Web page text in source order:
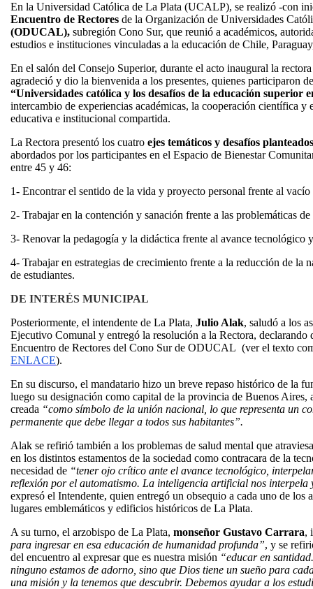
En la Universidad Católica de La Plata (UCALP), se realizó -con
Encuentro de Rectores de la Organización de Universidades
(ODUCAL), subregión Cono Sur, que reunió a académicos,
estudios e instituciones vinculadas a la educación de Chile,
En el salón del Consejo Superior, durante el acto inaugural la
agradeció y dio la bienvenida a los presentes, quienes participaron
“Universidades católica y los desafíos de la educación superior
intercambio de experiencias académicas, la cooperación científica
educativa e institucional compartida.
La Rectora presentó los cuatro ejes temáticos y desafíos planteados
abordados por los participantes en el Espacio de Bienestar
entre 45 y 46:
1- Encontrar el sentido de la vida y proyecto personal frente al
2- Trabajar en la contención y sanación frente a las problemáticas
3- Renovar la pedagogía y la didáctica frente al avance tecnológico
4- Trabajar en estrategias de crecimiento frente a la reducción de la
de estudiantes.
DE INTERÉS MUNICIPAL
Posteriormente, el intendente de La Plata, Julio Alak, saludó a los
Ejecutivo Comunal y entregó la resolución a la Rectora, declarando
Encuentro de Rectores del Cono Sur de ODUCAL (ver el texto
ENLACE).
En su discurso, el mandatario hizo un breve repaso histórico de la
luego su designación como capital de la provincia de Buenos Aires,
creada “como símbolo de la unión nacional, lo que representa un
permanente que debe llegar a todos sus habitantes”.
Alak se refirió también a los problemas de salud mental que
en los distintos estamentos de la sociedad como contracara de la
necesidad de “tener ojo crítico ante el avance tecnológico,
reflexión por el automatismo. La inteligencia artificial nos interpela
expresó el Intendente, quien entregó un obsequio a cada uno de los
lugares emblemáticos y edificios históricos de La Plata.
A su turno, el arzobispo de La Plata, monseñor Gustavo Carrara,
para ingresar en esa educación de humanidad profunda”, y se
del encuentro al expresar que es nuestra misión “educar en
ninguno estamos de adorno, sino que Dios tiene un sueño para
una misión y la tenemos que descubrir. Debemos ayudar a los